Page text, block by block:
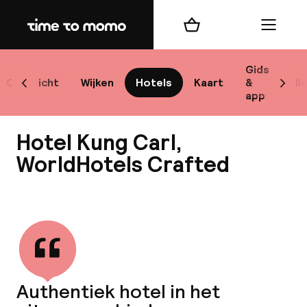
Home
Overzicht Wijken Hotels Kaart
Gids
&
app
Scroll naar links
Winkelmand Menu
Hotel Kung Carl,
WorldHotels Crafted
Authentiek hotel in het